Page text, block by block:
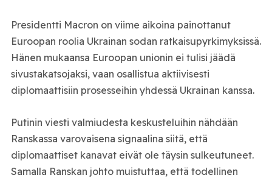
Presidentti Macron on viime aikoina painottanut
Euroopan roolia Ukrainan sodan ratkaisupyrkimyksissä.
Hänen mukaansa Euroopan unionin ei tulisi jäädä
sivustakatsojaksi, vaan osallistua aktiivisesti
diplomaattisiin prosesseihin yhdessä Ukrainan kanssa.
Putinin viesti valmiudesta keskusteluihin nähdään
Ranskassa varovaisena signaalina siitä, että
diplomaattiset kanavat eivät ole täysin sulkeutuneet.
Samalla Ranskan johto muistuttaa, että todellinen